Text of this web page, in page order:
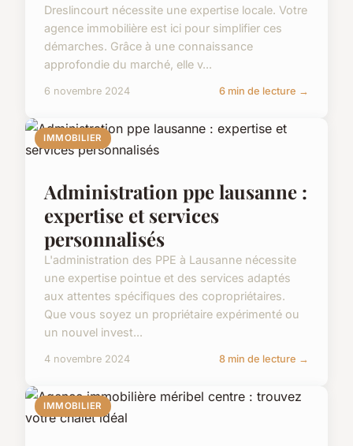
Dreslincourt nécessite une expertise locale. Votre
agence immobilière est ici pour simplifier ces
démarches. Grâce à une connaissance
approfondie du marché, elle v...
6 novembre 2024 6 min de lecture →
IMMOBILIER
Administration ppe lausanne :
expertise et services
personnalisés
L'administration des PPE à Lausanne nécessite
une expertise pointue et des services adaptés
aux attentes spécifiques des copropriétaires.
Que vous soyez un propriétaire expérimenté ou
un nouvel invest...
4 novembre 2024 8 min de lecture →
IMMOBILIER